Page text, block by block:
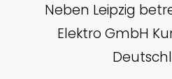
Neben Leipzig
Elektro GmbH